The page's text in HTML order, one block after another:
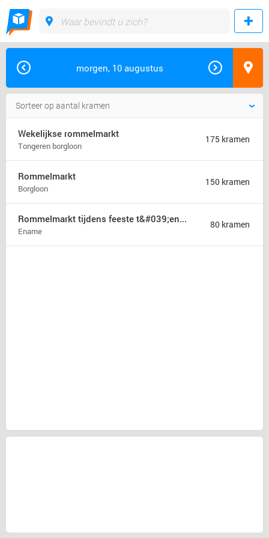
morgen, 10 augustus
Wekelijkse rommelmarkt
Tongeren borgloon
175 kramen
Rommelmarkt
Borgloon
150 kramen
Rommelmarkt tijdens feeste t&#039;ename
Ename
80 kramen